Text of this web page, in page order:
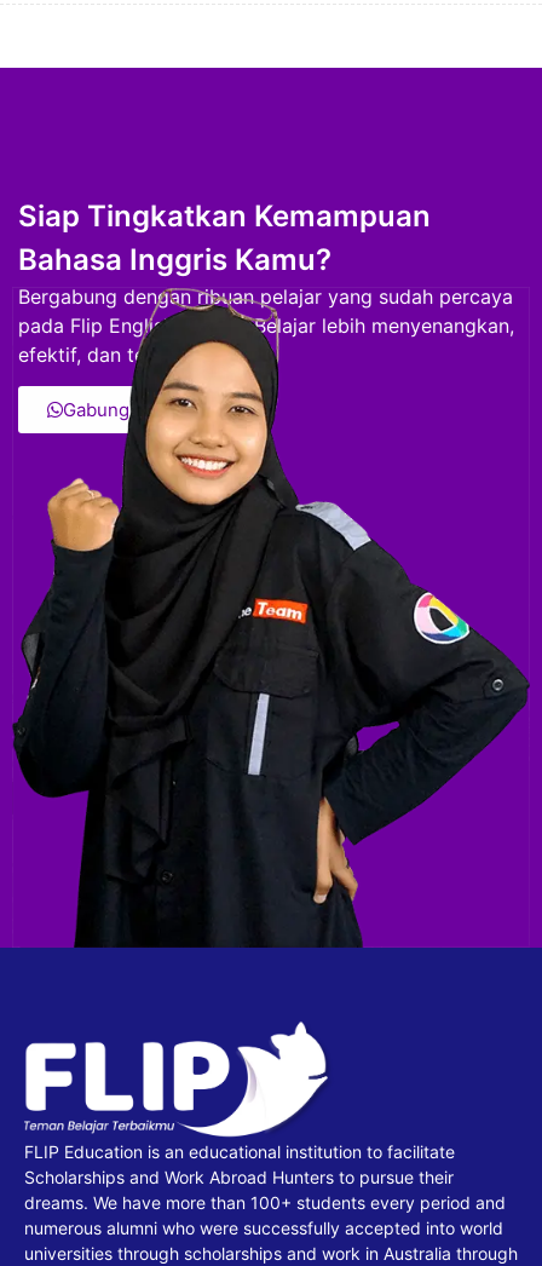
Siap Tingkatkan Kemampuan
Bahasa Inggris Kamu?
Bergabung dengan ribuan pelajar yang sudah percaya
pada Flip English School. Belajar lebih menyenangkan,
efektif, dan terstruktur.
Gabung Sekarang
FLIP Education is an educational institution to facilitate
Scholarships and Work Abroad Hunters to pursue their
dreams. We have more than 100+ students every period and
numerous alumni who were successfully accepted into world
universities through scholarships and work in Australia through